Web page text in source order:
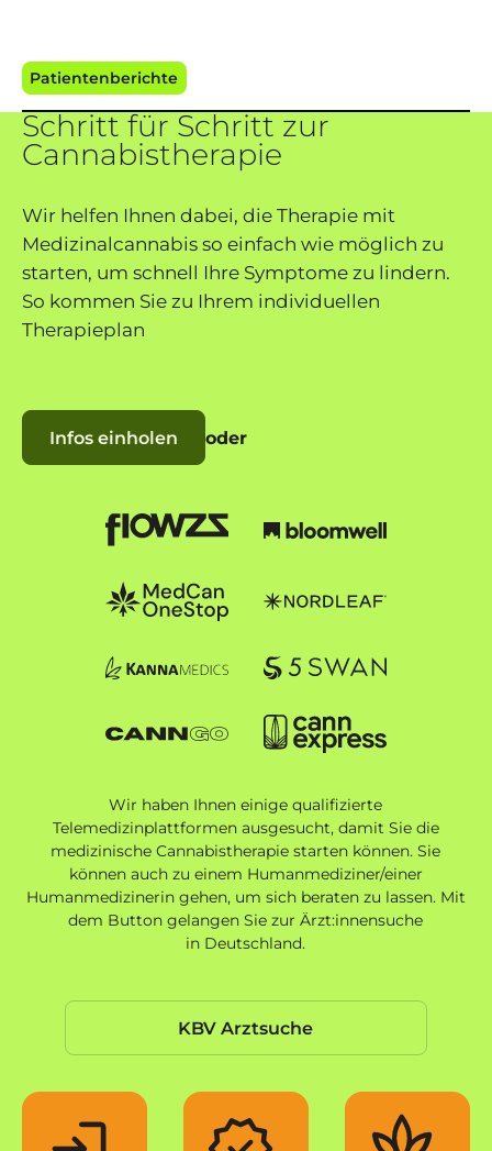
Patientenberichte
Schritt für Schritt zur
Cannabistherapie
Wir helfen Ihnen dabei, die Therapie mit
Medizinalcannabis so einfach wie möglich zu
starten, um schnell Ihre Symptome zu lindern.
So kommen Sie zu Ihrem individuellen
Therapieplan
Infos einholen
Infos einholen
oder
Zu Flowzz
Zu Nordleaf
Zu Kanna Medics zu Cann Express
Zu Cann Express
Wir haben Ihnen einige qualifizierte
Telemedizinplattformen ausgesucht, damit Sie die
medizinische Cannabistherapie starten können. Sie
können auch zu einem Humanmediziner/einer
Humanmedizinerin gehen, um sich beraten zu lassen. Mit
dem Button gelangen Sie zur Ärzt:innensuche
in Deutschland.
KBV Arztsuche